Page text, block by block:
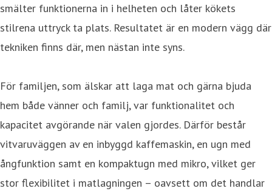
smälter funktionerna in i helheten och låter kökets
stilrena uttryck ta plats. Resultatet är en modern vägg där
tekniken finns där, men nästan inte syns.
För familjen, som älskar att laga mat och gärna bjuda
hem både vänner och familj, var funktionalitet och
kapacitet avgörande när valen gjordes. Därför består
vitvaruväggen av en inbyggd kaffemaskin, en ugn med
ångfunktion samt en kompaktugn med mikro, vilket ger
stor flexibilitet i matlagningen – oavsett om det handlar